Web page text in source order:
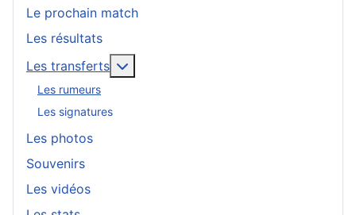
Le prochain match
Les résultats
Les transferts
Les rumeurs
Les signatures
Les photos
Souvenirs
Les vidéos